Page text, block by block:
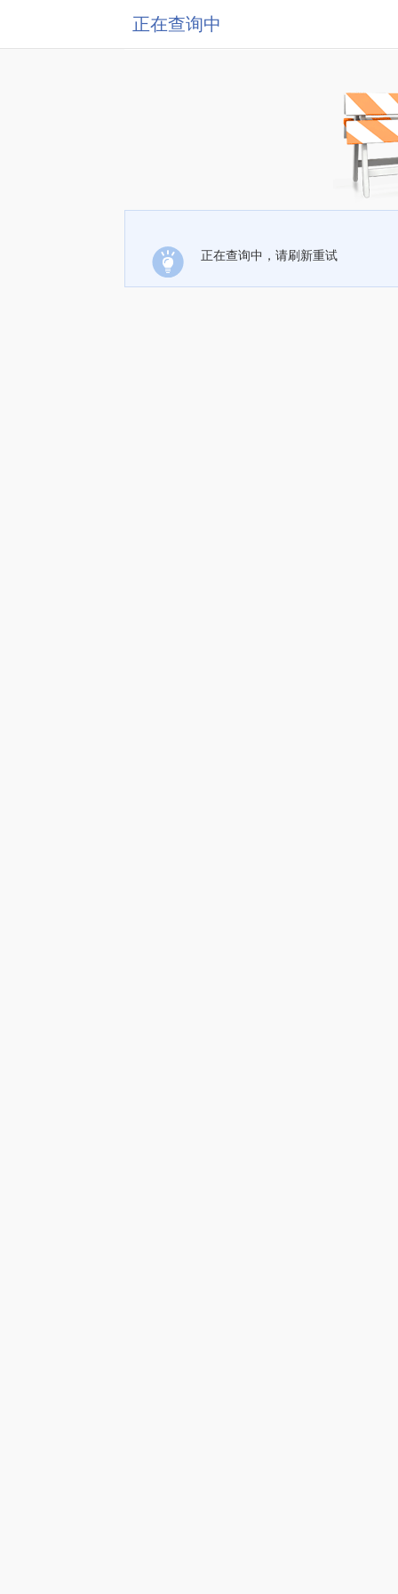
正在查询中
正在查询中，请刷新重试